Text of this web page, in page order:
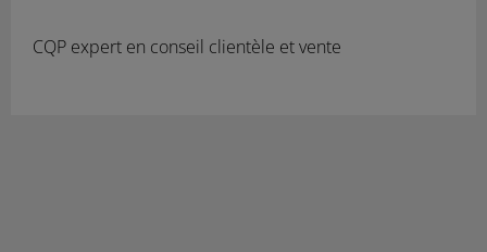
CQP expert en conseil clientèle et vente